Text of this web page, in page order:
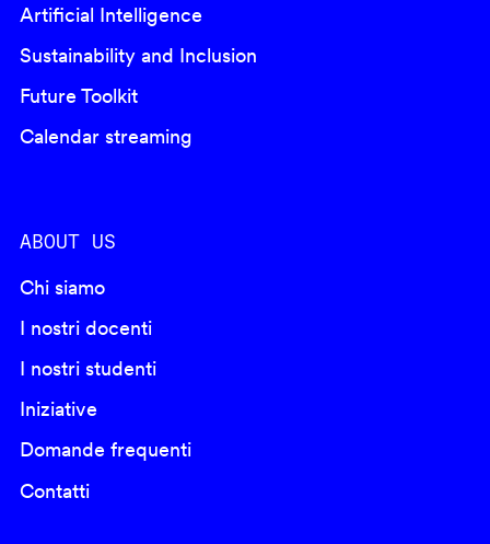
Artificial Intelligence
Sustainability and Inclusion
Future Toolkit
Calendar streaming
ABOUT US
Chi siamo
I nostri docenti
I nostri studenti
Iniziative
Domande frequenti
Contatti